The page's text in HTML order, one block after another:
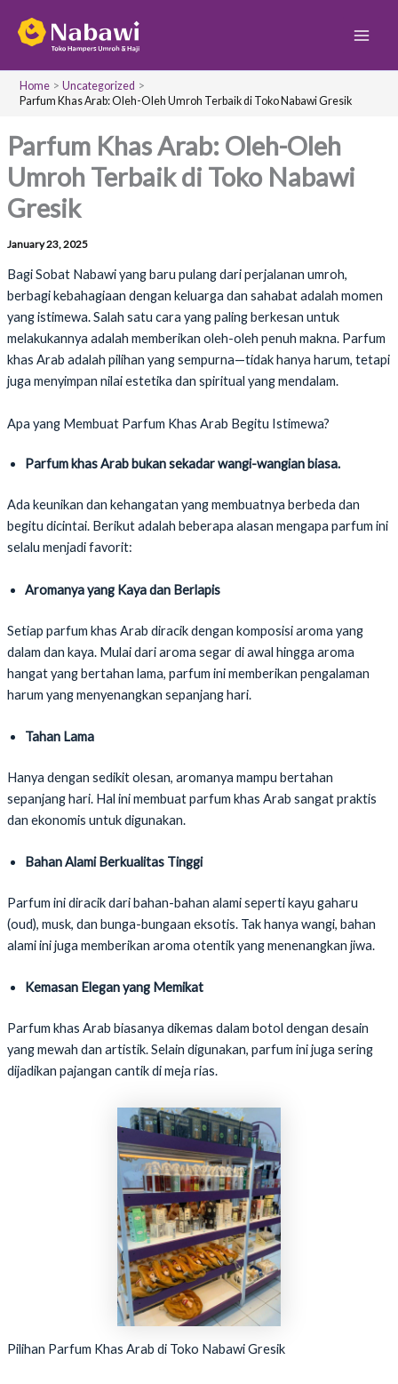
Home
Uncategorized
Parfum Khas Arab: Oleh-Oleh Umroh Terbaik di Toko Nabawi Gresik
Parfum Khas Arab: Oleh-Oleh
Umroh Terbaik di Toko Nabawi
Gresik
January 23, 2025
Bagi Sobat Nabawi yang baru pulang dari perjalanan umroh,
berbagi kebahagiaan dengan keluarga dan sahabat adalah momen
yang istimewa. Salah satu cara yang paling berkesan untuk
melakukannya adalah memberikan oleh-oleh penuh makna. Parfum
khas Arab adalah pilihan yang sempurna—tidak hanya harum, tetapi
juga menyimpan nilai estetika dan spiritual yang mendalam.
Apa yang Membuat Parfum Khas Arab Begitu Istimewa?
Parfum khas Arab bukan sekadar wangi-wangian biasa.
Ada keunikan dan kehangatan yang membuatnya berbeda dan
begitu dicintai. Berikut adalah beberapa alasan mengapa parfum ini
selalu menjadi favorit:
Aromanya yang Kaya dan Berlapis
Setiap parfum khas Arab diracik dengan komposisi aroma yang
dalam dan kaya. Mulai dari aroma segar di awal hingga aroma
hangat yang bertahan lama, parfum ini memberikan pengalaman
harum yang menyenangkan sepanjang hari.
Tahan Lama
Hanya dengan sedikit olesan, aromanya mampu bertahan
sepanjang hari. Hal ini membuat parfum khas Arab sangat praktis
dan ekonomis untuk digunakan.
Bahan Alami Berkualitas Tinggi
Parfum ini diracik dari bahan-bahan alami seperti kayu gaharu
(oud), musk, dan bunga-bungaan eksotis. Tak hanya wangi, bahan
alami ini juga memberikan aroma otentik yang menenangkan jiwa.
Kemasan Elegan yang Memikat
Parfum khas Arab biasanya dikemas dalam botol dengan desain
yang mewah dan artistik. Selain digunakan, parfum ini juga sering
dijadikan pajangan cantik di meja rias.
Pilihan Parfum Khas Arab di Toko Nabawi Gresik
e
a
c
h